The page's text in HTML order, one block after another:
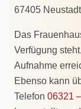
67405 Neustadt
Das
Verfügung
Aufnahme
Ebenso kann
Telefon 06321